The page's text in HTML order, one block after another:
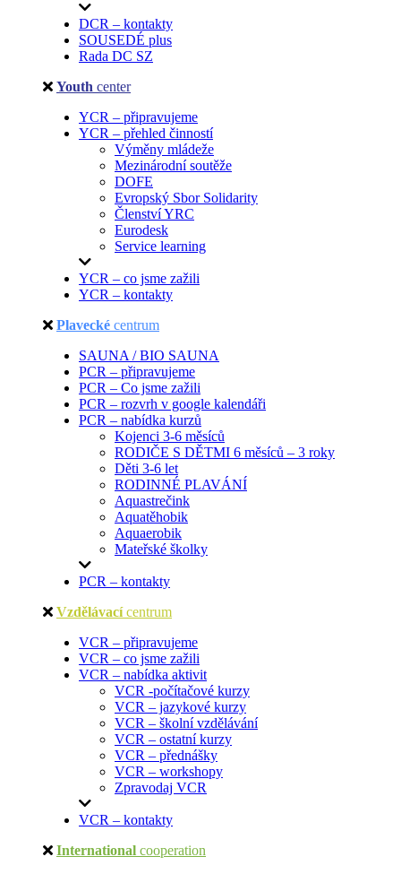
DCR – kontakty
SOUSEDÉ plus
Rada DC SZ
Youth center
YCR – připravujeme
YCR – přehled činností
Výměny mládeže
Mezinárodní soutěže
DOFE
Evropský Sbor Solidarity
Členství YRC
Eurodesk
Service learning
YCR – co jsme zažili
YCR – kontakty
Plavecké centrum
SAUNA / BIO SAUNA
PCR – připravujeme
PCR – Co jsme zažili
PCR – rozvrh v google kalendáři
PCR – nabídka kurzů
Kojenci 3-6 měsíců
RODIČE S DĚTMI 6 měsíců – 3 roky
Děti 3-6 let
RODINNÉ PLAVÁNÍ
Aquastrečink
Aquatěhobik
Aquaerobik
Mateřské školky
PCR – kontakty
Vzdělávací centrum
VCR – připravujeme
VCR – co jsme zažili
VCR – nabídka aktivit
VCR -počítačové kurzy
VCR – jazykové kurzy
VCR – školní vzdělávání
VCR – ostatní kurzy
VCR – přednášky
VCR – workshopy
Zpravodaj VCR
VCR – kontakty
International cooperation